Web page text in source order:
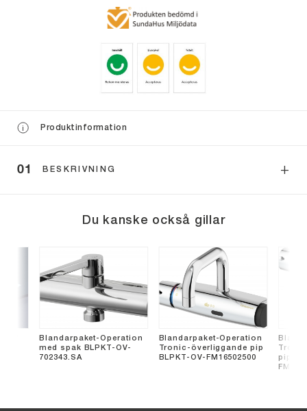
i Produktinformation
BESKRIVNING
Du kanske också gillar
Blandarpaket-Operation
med spak BLPKT-OV-
702343.SA
Blandarpaket-Operation
Tronic-överliggande pip
BLPKT-OV-FM16502500
pip